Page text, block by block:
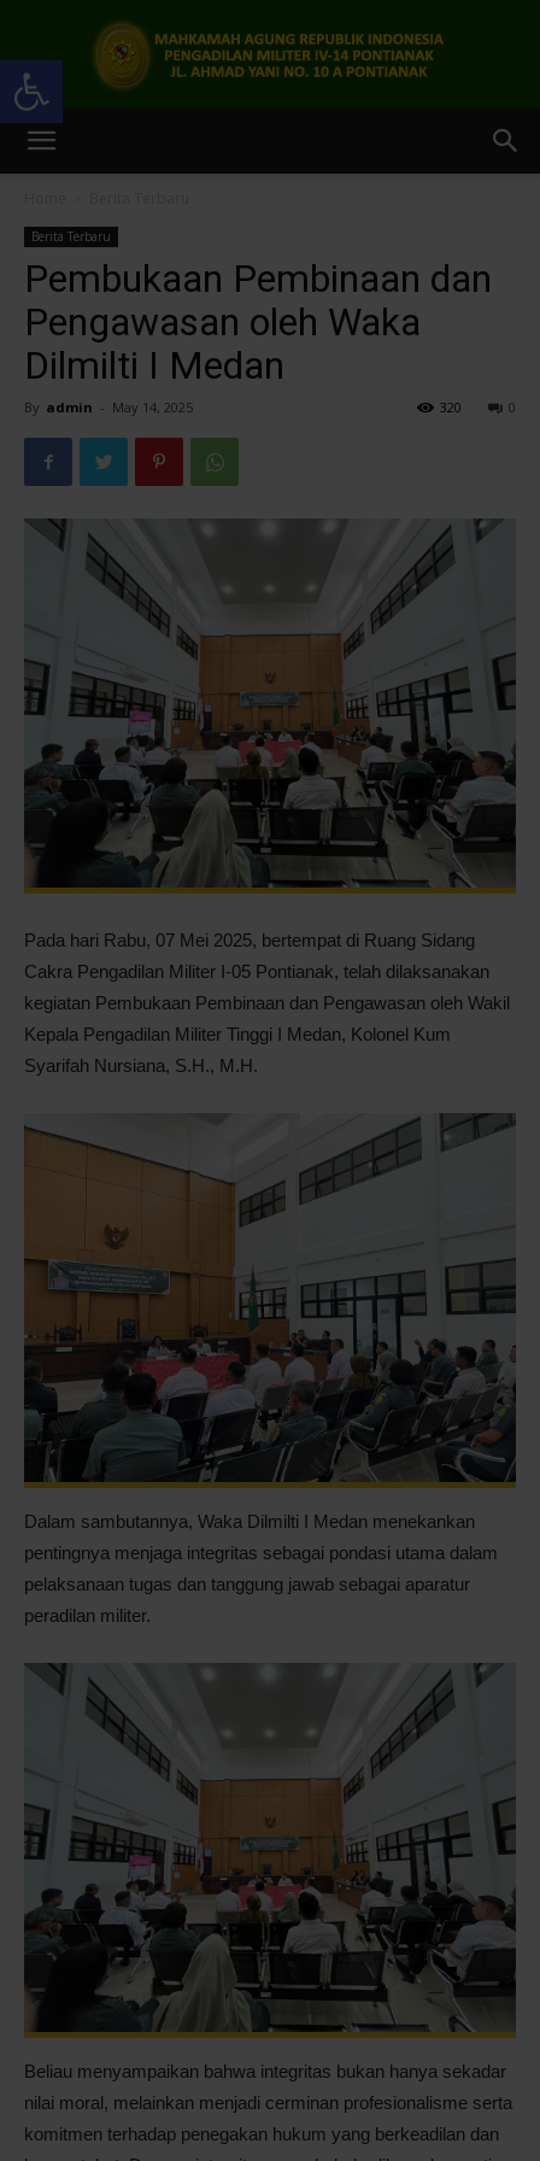
Open toolbar
IV-
Pontianak
Berita Terbaru
Pembukaan Pembinaan dan
Pengawasan oleh Waka
Dilmilti I Medan
By admin - May 14, 2025 0
320
Pada hari Rabu, 07 Mei 2025, bertempat di Ruang Sidang
Cakra Pengadilan Militer I-05 Pontianak, telah dilaksanakan
kegiatan Pembukaan Pembinaan dan Pengawasan oleh Wakil
Kepala Pengadilan Militer Tinggi I Medan, Kolonel Kum
Syarifah Nursiana, S.H., M.H.
Dalam sambutannya, Waka Dilmilti I Medan menekankan
pentingnya menjaga integritas sebagai pondasi utama dalam
pelaksanaan tugas dan tanggung jawab sebagai aparatur
peradilan militer.
Beliau menyampaikan bahwa integritas bukan hanya sekadar
nilai moral, melainkan menjadi cerminan profesionalisme serta
komitmen terhadap penegakan hukum yang berkeadilan dan